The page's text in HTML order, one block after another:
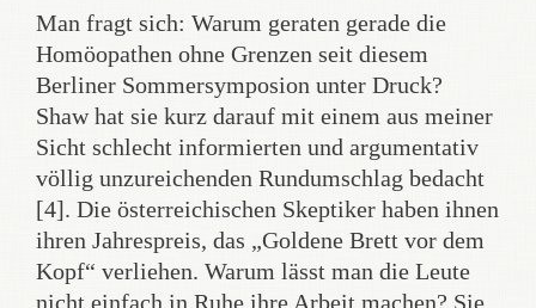
Man fragt sich: Warum geraten gerade die
Homöopathen ohne Grenzen seit diesem
Berliner Sommersymposion unter Druck?
Shaw hat sie kurz darauf mit einem aus meiner
Sicht schlecht informierten und argumentativ
völlig unzureichenden Rundumschlag bedacht
[4]. Die österreichischen Skeptiker haben ihnen
ihren Jahrespreis, das „Goldene Brett vor dem
Kopf“ verliehen. Warum lässt man die Leute
nicht einfach in Ruhe ihre Arbeit machen? Sie